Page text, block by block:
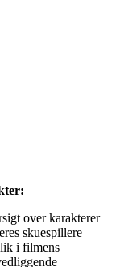
over karakterer
skuespillere
i filmens